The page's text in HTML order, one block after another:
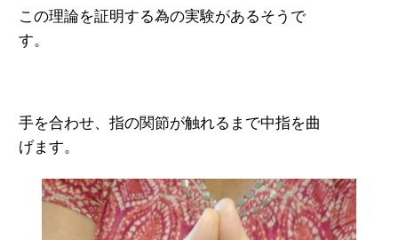
この理論を証明する為の実験があるそうで
す。
手を合わせ、指の関節が触れるまで中指を曲
げます。